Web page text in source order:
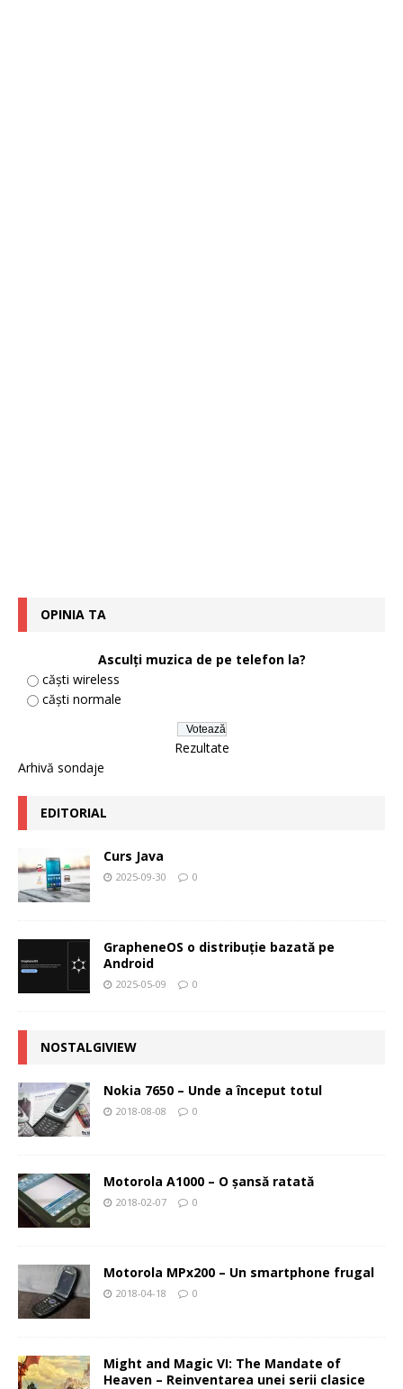
OPINIA TA
Asculți muzica de pe telefon la?
căști wireless
căști normale
Rezultate
Arhivă sondaje
EDITORIAL
Curs Java
2025-09-30 0
GrapheneOS o distribuție bazată pe
Android
2025-05-09 0
NOSTALGIVIEW
Nokia 7650 – Unde a început totul
2018-08-08 0
Motorola A1000 – O şansă ratată
2018-02-07 0
Motorola MPx200 – Un smartphone frugal
2018-04-18 0
Might and Magic VI: The Mandate of
Heaven – Reinventarea unei serii clasice